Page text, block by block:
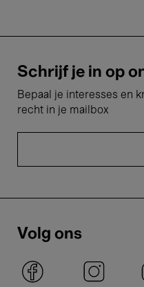
Schrijf je in op
Bepaal je interesses en
recht in je mailbox
Volg ons